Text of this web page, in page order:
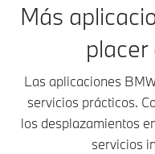
Más
placer
Las aplicaciones
servicios prácticos.
los desplazamientos
servicios